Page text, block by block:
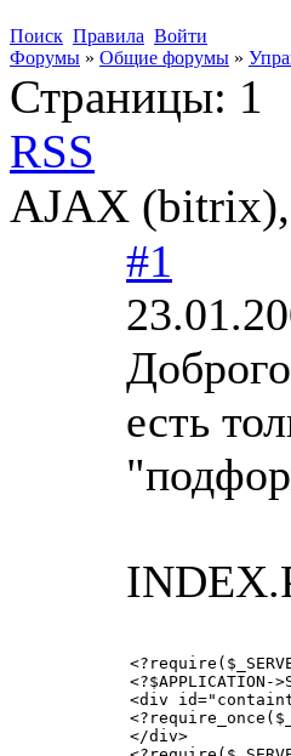
Поиск Правила Войти
Форумы » Общие форумы »
Страницы: 1
RSS
AJAX (bitrix),
#1
есть
<div
</div>